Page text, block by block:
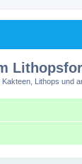
Kakteen, Lithops und